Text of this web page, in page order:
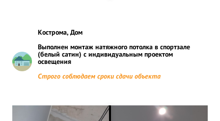
Кострома, Дом
Выполнен монтаж натяжного потолка в спортзале
(белый сатин) с индивидуальным проектом
освещения
Строго соблюдаем сроки сдачи объекта